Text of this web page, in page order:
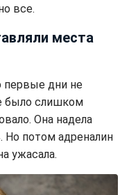
все.
места
первые дни не
было слишком
Она надела
Но потом адреналин
ужасала.